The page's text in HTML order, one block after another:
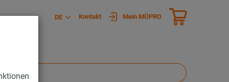
DE Kontakt Mein MÜPRO